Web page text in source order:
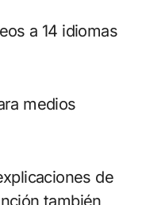
a 14 idiomas
medios
de
también